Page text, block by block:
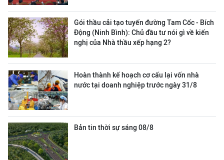
Gói thầu cải tạo tuyến đường Tam Cốc - Bích
Động (Ninh Bình): Chủ đầu tư nói gì về kiến
nghị của Nhà thầu xếp hạng 2?
Hoàn thành kế hoạch cơ cấu lại vốn nhà
nước tại doanh nghiệp trước ngày 31/8
Bản tin thời sự sáng 08/8